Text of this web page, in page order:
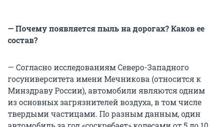
— Почему появляется пыль на дорогах? Каков ее
состав?
— Согласно исследованиям Северо-Западного
госуниверситета имени Мечникова (относится к
Минздраву России), автомобили являются одним
из основных загрязнителей воздуха, в том числе
твердыми частицами. По разным данным, один